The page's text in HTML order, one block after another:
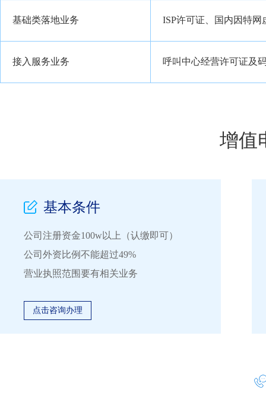
基础类落地业务
接入服务业务
ISP许可证、国内因特
呼叫中心经营许可证及
增值
基本条件
公司注册资金100w以上（认缴即可）
公司外资比例不能超过49%
营业执照范围要有相关业务
点击咨询办理